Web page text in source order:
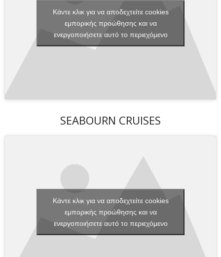
Κάντε κλικ για να αποδεχτείτε cookies
εμπορικής προώθησης και να
ενεργοποιήσετε αυτό το περιεχόμενο
SEABOURN CRUISES
Κάντε κλικ για να αποδεχτείτε cookies
εμπορικής προώθησης και να
ενεργοποιήσετε αυτό το περιεχόμενο